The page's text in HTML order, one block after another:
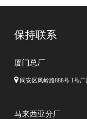
保持联系
厦门总厂
 同安区凤岭路888号 1号
马来西亚分厂